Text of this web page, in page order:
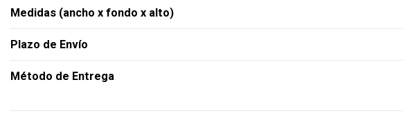
Medidas (ancho x fondo x alto)
Plazo de Envío
Método de Entrega